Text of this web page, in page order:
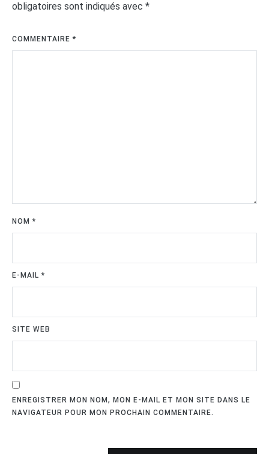
obligatoires sont indiqués avec *
COMMENTAIRE*
NOM*
E-MAIL*
SITE WEB
ENREGISTRER MON NOM, MON E-MAIL ET MON SITE DANS LE
NAVIGATEUR POUR MON PROCHAIN COMMENTAIRE.